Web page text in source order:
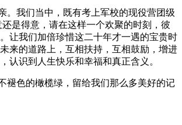
。我们当中，既有考上军校的现役营团级
是得意，请在这样一个欢聚的时刻，彼
让我们加倍珍惜这二十年才一遇的宝贵时
来的道路上，互相扶持，互相鼓励，增进
认识到人生快乐和幸福和真正含义。
褪色的橄榄绿，留给我们那么多美好的记